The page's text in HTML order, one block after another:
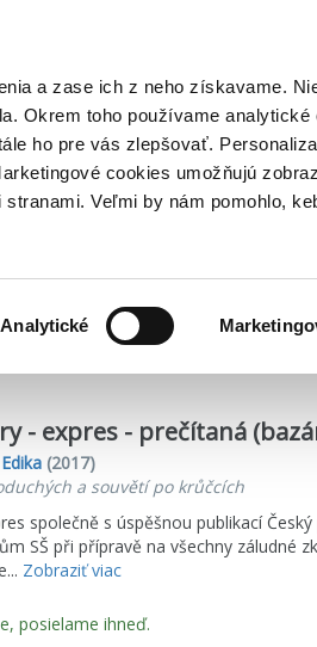
a zase ich z neho získavame.
Okrem toho používame analytické
ho pre vás zlepšovať.
cookies umožňujú
Veľmi by nám pomohlo,
Analytické
- expres - prečítaná
Edika(2017)
a souvětí po krůčcích
společně s úspěšnou publikací
SŠ při přípravě na všechny záludné
Zobraziť viac
posielame ihneď.